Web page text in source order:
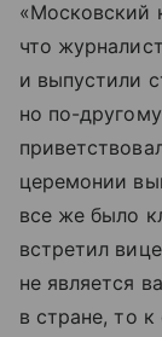
«Московский
что
и выпустили
но по-
церемонии
все же было
встретил
не является
в стране, то